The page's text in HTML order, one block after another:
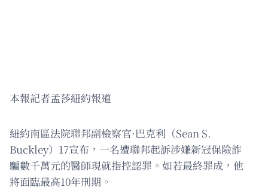
本報記者孟莎紐約報道
紐約南區法院聯邦副檢察官·巴克利（Sean S.
Buckley）17宣布，一名遭聯邦起訴涉嫌新冠保險詐
騙數千萬元的醫師現就指控認罪。如若最終罪成，他
將面臨最高10年刑期。